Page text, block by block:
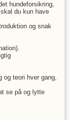
hundeforsikring,
du kun have
og snak
teori hver gang,
se på og lytte